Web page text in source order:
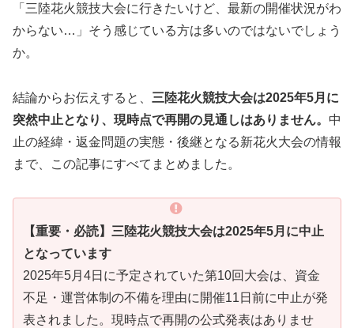
「三陸花火競技大会に行きたいけど、最新の開催状況がわ
からない…」そう感じている方は多いのではないでしょう
か。
結論からお伝えすると、 三陸花火競技大会は2025年5月に
突然中止となり、現時点で再開の見通しはありません。 中
止の経緯・返金問題の実態・後継となる新花火大会の情報
まで、この記事にすべてまとめました。
【重要・必読】三陸花火競技大会は2025年5月に中止
となっています
2025年5月4日に予定されていた第10回大会は、資金
不足・運営体制の不備を理由に開催11日前に中止が発
表されました。現時点で再開の公式発表はありませ